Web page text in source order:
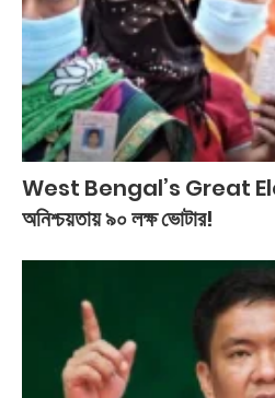
West Bengal’s Great
অনিশ্চয়তায় ৯০ লক্ষ ভোটার!